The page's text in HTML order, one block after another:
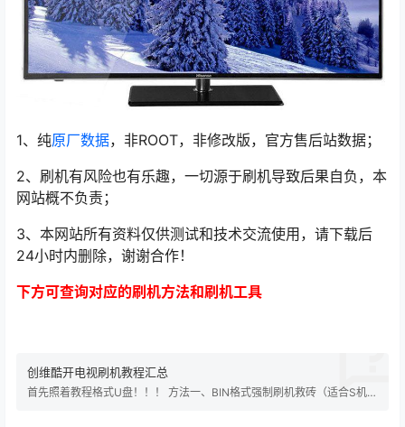
1、纯原厂数据，非ROOT，非修改版，官方售后站数据；
2、刷机有风险也有乐趣，一切源于刷机导致后果自负，本
网站概不负责；
3、本网站所有资料仅供测试和技术交流使用，请下载后
24小时内删除，谢谢合作！
下方可查询对应的刷机方法和刷机工具
创维酷开电视刷机教程汇总
首先照着教程格式U盘！！！ 方法一、BIN格式强制刷机救砖（适合S机